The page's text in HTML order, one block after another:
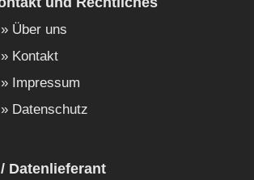
Über uns
Kontakt
Impressum
Datenschutz
Datenlieferant